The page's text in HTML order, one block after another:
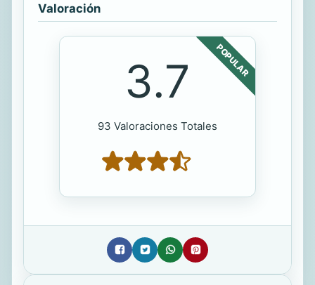
Valoración
POPULAR
3.7
93 Valoraciones Totales